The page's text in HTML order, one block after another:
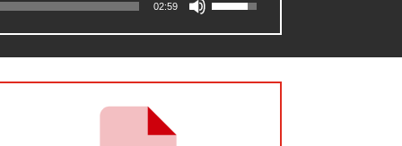
02:59
haut/bas
pour